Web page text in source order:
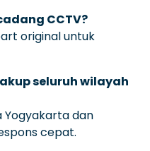
CCTV?
original untuk
seluruh wilayah
Yogyakarta dan
cepat.